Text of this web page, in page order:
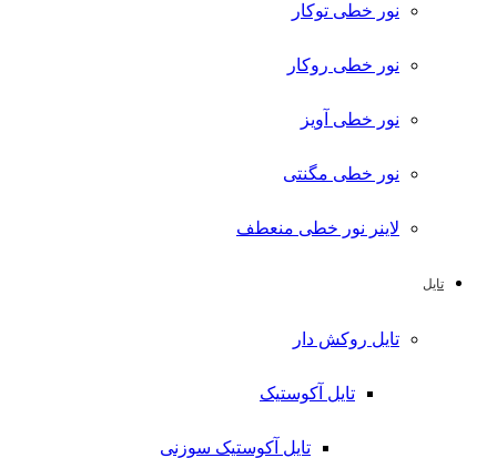
نور خطی توکار
نور خطی روکار
نور خطی آویز
نور خطی مگنتی
لاینر نور خطی منعطف
تایل
تایل روکش دار
تایل آکوستیک
تایل آکوستیک سوزنی